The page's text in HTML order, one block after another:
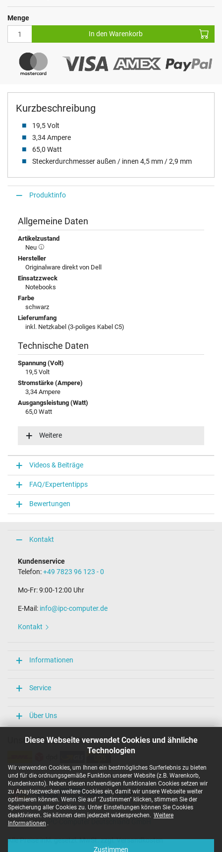
Diese Webseite verwendet Cookies und ähnliche
Technologien
Wir verwenden Cookies, um Ihnen ein bestmögliches Surferlebnis zu bieten
und für die ordnungsgemäße Funktion unserer Website (z.B. Warenkorb,
Kundenkonto). Neben diesen notwendigen funktionalen Cookies setzen wir
zu Anaylsezwecken weitere Cookies ein, damit wir unsere Webseite weiter
optimieren können. Wenn Sie auf "Zustimmen" klicken, stimmen Sie der
Speicherung aller Cookies zu. Unter Einstellungen können Sie Cookies
deaktivieren. Sie können dem jederzeit widersprechen. Weitere
Informationen .
Zustimmen
Kurzbeschreibung
19,5 Volt
3,34 Ampere
65,0 Watt
Steckerdurchmesser außen / innen 4,5 mm / 2,9 mm
Menge
In den Warenkorb
Produktinfo
Allgemeine Daten
Artikelzustand
Neu
Hersteller
Originalware direkt von Dell
Einsatzzweck
Notebooks
Farbe
schwarz
Lieferumfang
inkl. Netzkabel (3-poliges Kabel C5)
Technische Daten
Spannung (Volt)
19,5 Volt
Stromstärke (Ampere)
3,34 Ampere
Ausgangsleistung (Watt)
65,0 Watt
100-240V / 50-60Hz
Funktions-LED
Funktions-LED im Stecker
Notebook Stecker
Steckertyp / -form
rund / 180° gerade
9,5 mm
Ja
Länge Anschlusskabel (m) (ca.)
Länge / Breite / Höhe
Weitere Daten
Ja
CE
N
PSE
SEC
Singapore Safety Mark
TÜV Argentina Certificado
TÜV Geprüfte Sicherheit
UKCA
UL Listed
Weitere
Videos & Beiträge
FAQ/Expertentipps
Bewertungen
Kontakt
Kundenservice
Telefon:+49 7823 96 123 - 0
Mo-Fr: 9:00-12:00 Uhr
E-Mail: info@ipc-computer.de
Kontakt
Informationen
Service
Über Uns
Unsere Versandarten
Unsere Zahlarten
Copyright ©
Alle Preise inkl. gesetzl. MwSt. zzgl. Versandkosten